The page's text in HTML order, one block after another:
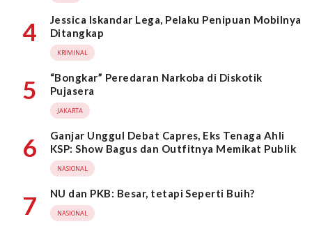
4
Jessica Iskandar Lega, Pelaku Penipuan Mobilnya
Ditangkap
KRIMINAL
5
“Bongkar” Peredaran Narkoba di Diskotik
Pujasera
JAKARTA
6
Ganjar Unggul Debat Capres, Eks Tenaga Ahli
KSP: Show Bagus dan Outfitnya Memikat Publik
NASIONAL
7 NU dan PKB: Besar, tetapi Seperti Buih?
NASIONAL